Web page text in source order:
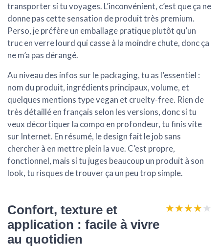
transporter si tu voyages. L’inconvénient, c’est que ça ne
donne pas cette sensation de produit très premium.
Perso, je préfère un emballage pratique plutôt qu’un
truc en verre lourd qui casse à la moindre chute, donc ça
ne m’a pas dérangé.
Au niveau des infos sur le packaging, tu as l’essentiel :
nom du produit, ingrédients principaux, volume, et
quelques mentions type vegan et cruelty-free. Rien de
très détaillé en français selon les versions, donc si tu
veux décortiquer la compo en profondeur, tu finis vite
sur Internet. En résumé, ledesign fait le job sans
chercher à en mettre plein la vue. C’est propre,
fonctionnel, mais si tu juges beaucoup un produit à son
look, tu risques de trouver ça un peu trop simple.
Confort, texture et
application : facile à vivre
au quotidien
★★★★★
★★★★★